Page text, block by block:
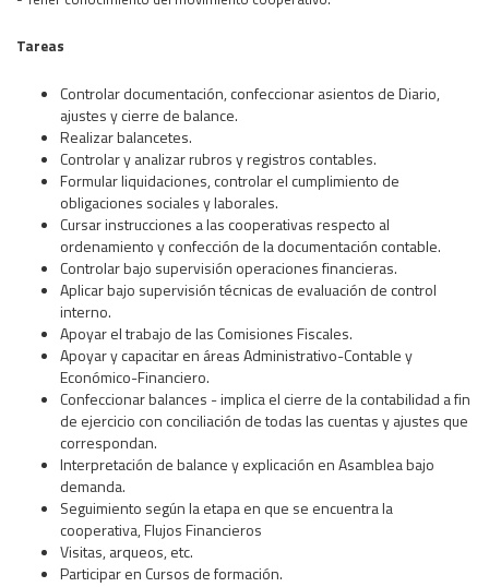
Tareas
Controlar documentación, confeccionar asientos de Diario,
ajustes y cierre de balance.
Realizar balancetes.
Controlar y analizar rubros y registros contables.
Formular liquidaciones, controlar el cumplimiento de
obligaciones sociales y laborales.
Cursar instrucciones a las cooperativas respecto al
ordenamiento y confección de la documentación contable.
Controlar bajo supervisión operaciones financieras.
Aplicar bajo supervisión técnicas de evaluación de control
interno.
Apoyar el trabajo de las Comisiones Fiscales.
Apoyar y capacitar en áreas Administrativo-Contable y
Económico-Financiero.
Confeccionar balances - implica el cierre de la contabilidad a fin
de ejercicio con conciliación de todas las cuentas y ajustes que
correspondan.
Interpretación de balance y explicación en Asamblea bajo
demanda.
Seguimiento según la etapa en que se encuentra la
cooperativa, Flujos Financieros
Visitas, arqueos, etc.
Participar en Cursos de formación.